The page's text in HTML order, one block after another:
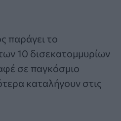
παράγει το
10 δισεκατομμυρίων
σε παγκόσμιο
καταλήγουν στις